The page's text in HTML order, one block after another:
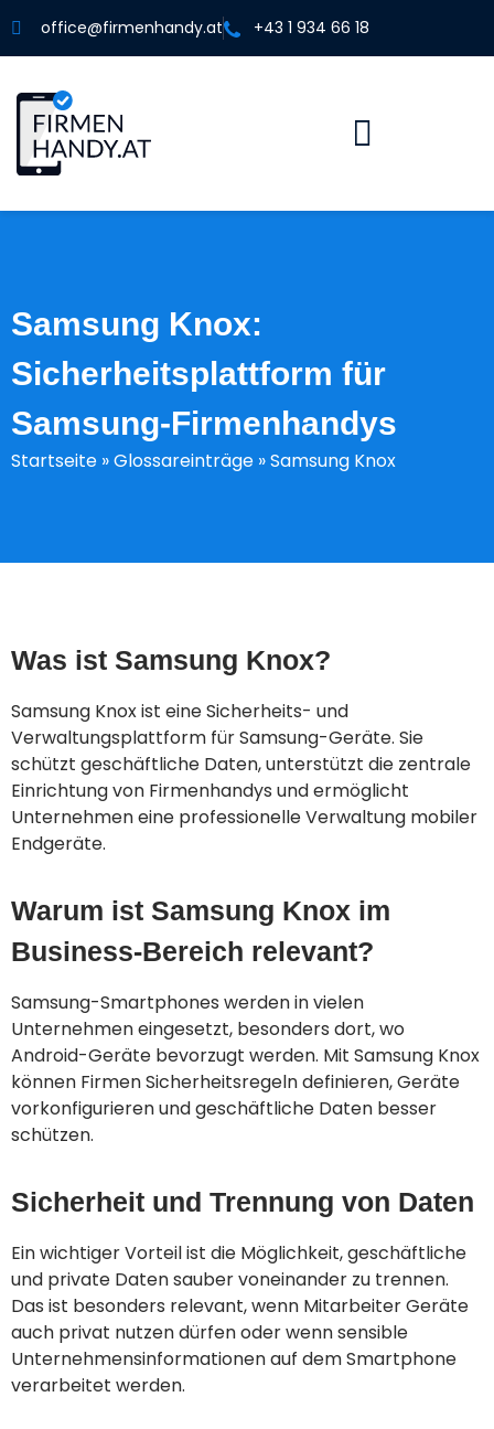
office@firmenhandy.at +43 1 934 66 18
Samsung Knox:
Sicherheitsplattform für
Samsung-Firmenhandys
Startseite »Glossareinträge »Samsung Knox
Was ist Samsung Knox?
Samsung Knox ist eine Sicherheits- und
Verwaltungsplattform für Samsung-Geräte. Sie
schützt geschäftliche Daten, unterstützt die zentrale
Einrichtung von Firmenhandys und ermöglicht
Unternehmen eine professionelle Verwaltung mobiler
Endgeräte.
Warum ist Samsung Knox im
Business-Bereich relevant?
Samsung-Smartphones werden in vielen
Unternehmen eingesetzt, besonders dort, wo
Android-Geräte bevorzugt werden. Mit Samsung Knox
können Firmen Sicherheitsregeln definieren, Geräte
vorkonfigurieren und geschäftliche Daten besser
schützen.
Sicherheit und Trennung von Daten
Ein wichtiger Vorteil ist die Möglichkeit, geschäftliche
und private Daten sauber voneinander zu trennen.
Das ist besonders relevant, wenn Mitarbeiter Geräte
auch privat nutzen dürfen oder wenn sensible
Unternehmensinformationen auf dem Smartphone
verarbeitet werden.